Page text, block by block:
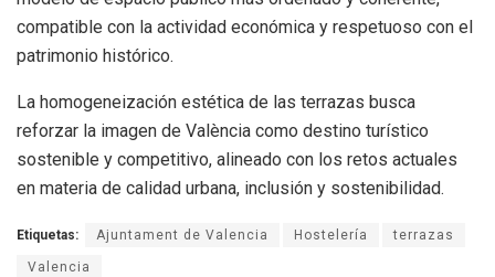
compatible con la actividad económica y respetuoso con el
patrimonio histórico.
La homogeneización estética de las terrazas busca
reforzar la imagen de València como destino turístico
sostenible y competitivo, alineado con los retos actuales
en materia de calidad urbana, inclusión y sostenibilidad.
Etiquetas: Ajuntament de Valencia Hostelería terrazas
Valencia